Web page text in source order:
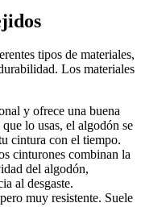
tipos de materiales,
Los materiales
y ofrece una buena
lo usas, el algodón se
cintura con el tiempo.
cinturones combinan la
del algodón,
al desgaste.
muy resistente. Suele